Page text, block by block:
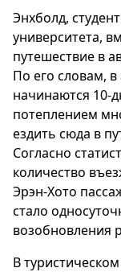
Энхболд,
университета,
путешествие в
По его словам,
начинаются 10-
потеплением
ездить сюда в
Согласно
количество
Эрэн-Хото
стало
возобновления
В